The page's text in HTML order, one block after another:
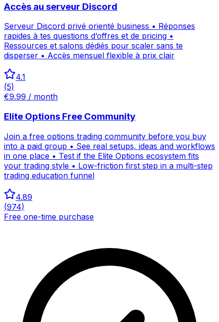
Accès au serveur Discord
Serveur Discord privé orienté business • Réponses
rapides à tes questions d’offres et de pricing •
Ressources et salons dédiés pour scaler sans te
disperser • Accès mensuel flexible à prix clair
4.1
(5)
€9.99 / month
Elite Options Free Community
Join a free options trading community before you buy
into a paid group • See real setups, ideas and workflows
in one place • Test if the Elite Options ecosystem fits
your trading style • Low-friction first step in a multi-step
trading education funnel
4.89
(974)
Free one-time purchase